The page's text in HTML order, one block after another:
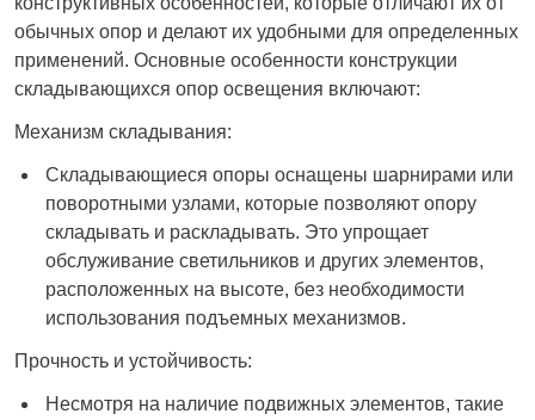
обычных опор и делают их удобными для определенных
применений. Основные особенности конструкции
складывающихся опор освещения включают:
Механизм складывания:
Складывающиеся опоры оснащены шарнирами или
поворотными узлами, которые позволяют опору
складывать и раскладывать. Это упрощает
обслуживание светильников и других элементов,
расположенных на высоте, без необходимости
использования подъемных механизмов.
Прочность и устойчивость:
Несмотря на наличие подвижных элементов, такие